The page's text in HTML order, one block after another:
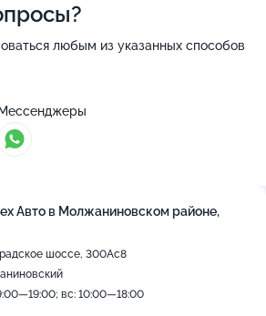
любым из указанных способов
Мессенджеры
Авто в Молжаниновском районе,
шоссе, 300Ас8
вс: 10:00—18:00